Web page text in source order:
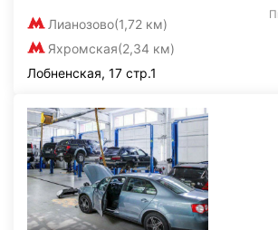
Лианозово(1,72 км)
Яхромская(2,34 км)
Лобненская, 17 стр.1